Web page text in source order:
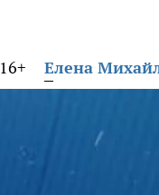
16+ Елена